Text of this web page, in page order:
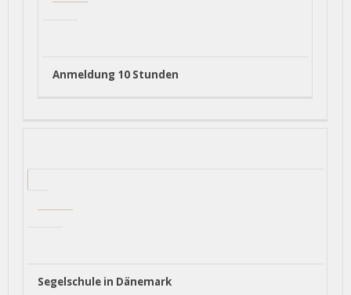
Anmeldung 10 Stunden
Segelschule in Dänemark